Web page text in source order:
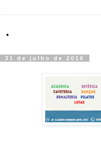
.
31 de julho de 2016